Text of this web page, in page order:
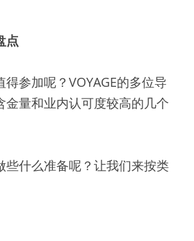
点
参加呢？VOYAGE的多位导
金量和业内认可度较高的几个
些什么准备呢？让我们来按类